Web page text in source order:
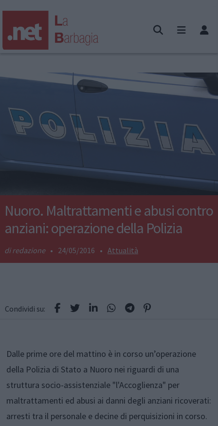
Nuoro. Maltrattamenti e abusi contro
anziani: operazione della Polizia
redazione • 24/05/2016 • Attualità
Condividi su:
Dalle prime ore del mattino è in corso un’operazione
della Polizia di Stato a Nuoro nei riguardi di una
struttura socio-assistenziale "l'Accoglienza" per
maltrattamenti ed abusi ai danni degli anziani ricoverati:
arresti tra il personale e decine di perquisizioni in corso.